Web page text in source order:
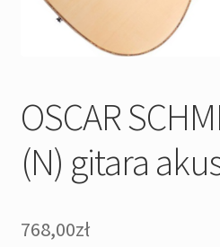
OSCAR
(N) gitara
768,00zł